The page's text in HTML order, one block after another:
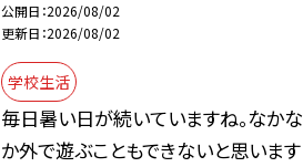
公開日 2026/08/02
更新日 2026/08/02
学校生活
毎日暑い日が続いていますね。なかな
か外で遊ぶこともできないと思います